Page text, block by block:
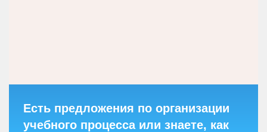
Есть предложения по организации
учебного процесса или знаете, как